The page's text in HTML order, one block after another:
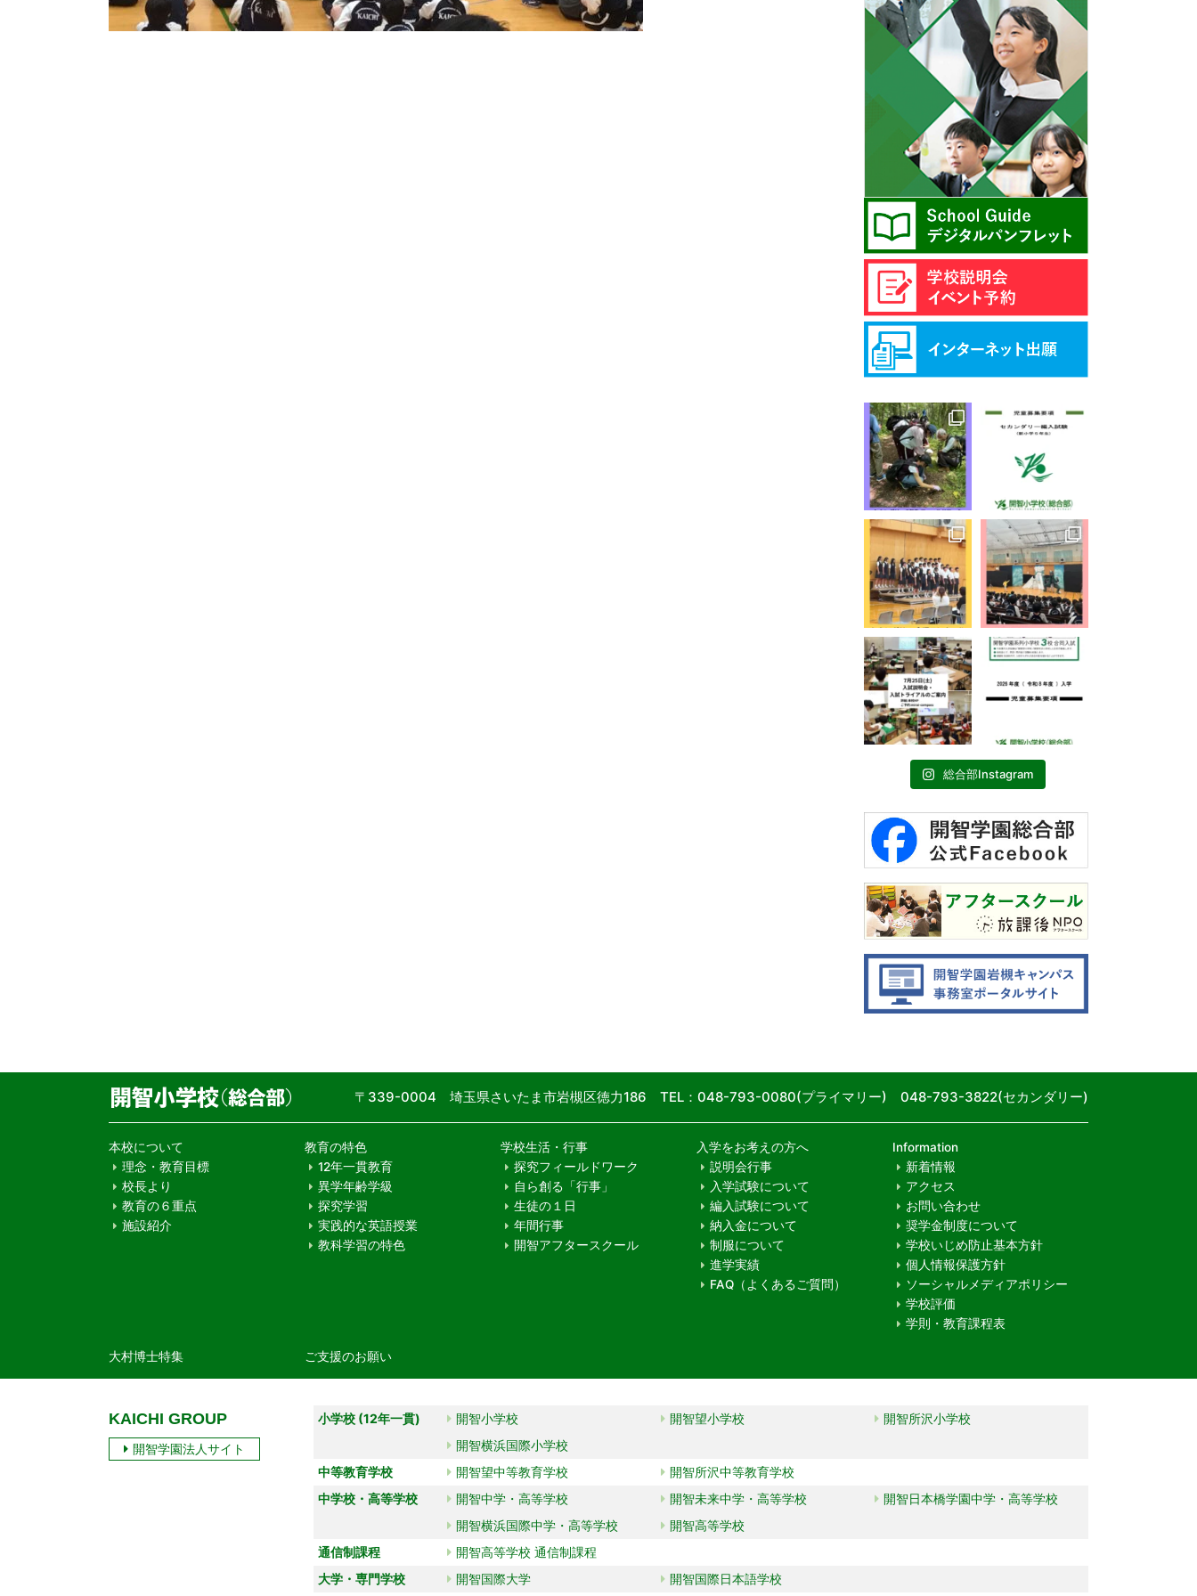
総合部Instagram
〒339-0004 埼玉県さいたま市岩槻区徳力186 TEL：048-793-0080(プライマリー) 048-793-3822(セカンダリー)
本校について
理念・教育目標
校長より
教育の６重点
施設紹介
教育の特色
12年一貫教育
異学年齢学級
探究学習
実践的な英語授業
教科学習の特色
学校生活・行事
探究フィールドワーク
自ら創る「行事」
生徒の１日
年間行事
開智アフタースクール
入学をお考えの方へ
説明会行事
入学試験について
編入試験について
納入金について
制服について
進学実績
FAQ（よくあるご質問）
Information
新着情報
アクセス
お問い合わせ
奨学金制度について
学校いじめ防止基本方針
個人情報保護方針
ソーシャルメディアポリシー
学校評価
学則・教育課程表
大村博士特集 ご支援のお願い
KAICHI GROUP
開智学園法人サイト
小学校 (12年一貫) 開智小学校 開智望小学校
開智所沢小学校
開智横浜国際小学校
中等教育学校
開智望中等教育学校
開智所沢中等教育学校
中学校・高等学校
開智中学・高等学校 開智未来中学・高等学校
開智日本橋学園中学・高等学校
開智横浜国際中学・高等学校
開智高等学校
通信制課程
開智高等学校 通信制課程
大学・専門学校
開智国際大学 開智国際日本語学校